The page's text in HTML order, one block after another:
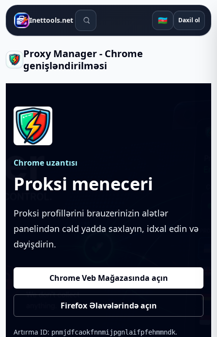
Inettools.net Axtarış alətləri 🇦🇿 Daxil ol
Proxy Manager - Chrome
genişləndirilməsi
Chrome uzantısı
Proksi meneceri
Proksi profillərini brauzerinizin alətlər
panelindən cəld yadda saxlayın, idxal edin və
dəyişdirin.
Chrome Veb Mağazasında açın
Firefox Əlavələrində açın
Artırma ID: pnmjdfcaokfnnmijpgnlaifpfehmmndk.